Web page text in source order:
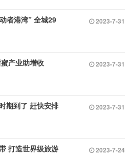
者港湾” 全城29
2023-7-31
产业助增收 2023-7-31
期到了 赶快安排
2023-7-31
打造世界级旅游
2023-7-24